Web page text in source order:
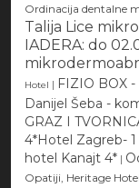
Ordinacija dentalne
Talija Lice
IADERA: do
Hotel | FIZIO BOX
Danijel Šeba -
GRAZ I
4*Hotel Zagreb-
hotel Kanajt 4* |
Opatiji, Heritage